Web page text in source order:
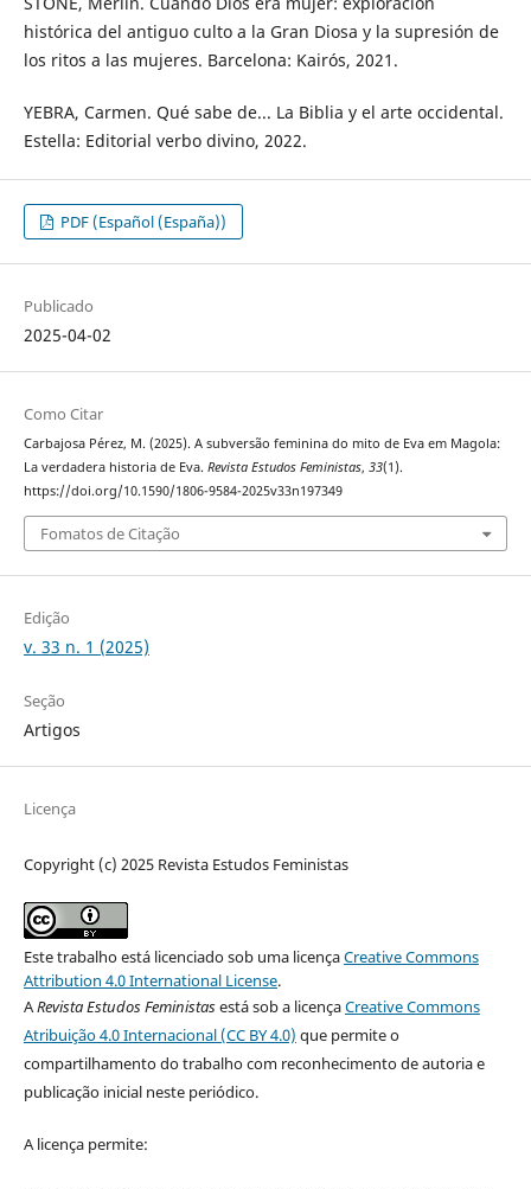
histórica del antiguo culto a la Gran Diosa y la supresión de
los ritos a las mujeres. Barcelona: Kairós, 2021.
YEBRA, Carmen. Qué sabe de... La Biblia y el arte occidental.
Estella: Editorial verbo divino, 2022.
PDF (Español (España))
Publicado
2025-04-02
Como Citar
Carbajosa Pérez, M. (2025). A subversão feminina do mito de Eva em Magola:
La verdadera historia de Eva. Revista Estudos Feministas, 33(1).
https://doi.org/10.1590/1806-9584-2025v33n197349
Fomatos de Citação
Edição
v. 33 n. 1 (2025)
Seção
Artigos
Licença
Copyright (c) 2025 Revista Estudos Feministas
Este trabalho está licenciado sob uma licençaCreative Commons
Attribution 4.0 International License.
ARevista Estudos Feministasestá sob a licençaCreative Commons
Atribuição 4.0 Internacional (CC BY 4.0) que permite o
compartilhamento do trabalho com reconhecimento de autoria e
publicação inicial neste periódico.
A licença permite: